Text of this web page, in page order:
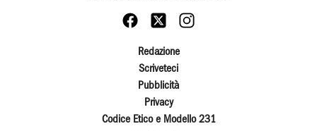
Redazione
Scriveteci
Pubblicità
Privacy
Codice Etico e Modello 231